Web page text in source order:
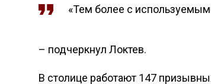
«Тем более с
– подчеркнул Локтев.
В столице работают 147